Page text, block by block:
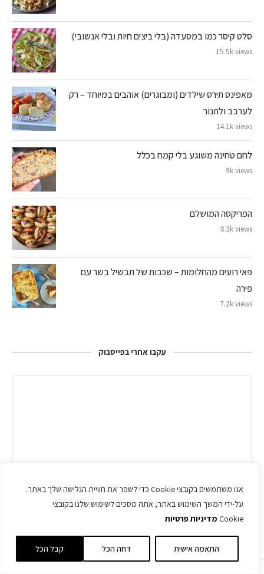
אנו משתמשים בקובצי Cookie כדי לשפר את חוויית הגלישה שלך באתר.
על-ידי המשך השימוש באתר, אתה מסכים לשימוש שלנו בקובצי
Cookie מדיניות פרטיות
התאמה אישית דחה הכל קבל הכל
סלט קיסר כמו במסעדה (בלי ביצים חיות ובלי אנשובי)
15.5k views
מאפינס תירס שילדים (ומבוגרים) אוהבים במיוחד – רק
לערבב ולתנור
14.1k views
לחם טחינה משוגע בלי קמח בכלל
9k views
הפריקסה המושלם
8.3k views
פאי רועים מהחלומות – שכבות של תבשיל בשר עם
פירה
7.2k views
עקבו אחרי בפייסבוק